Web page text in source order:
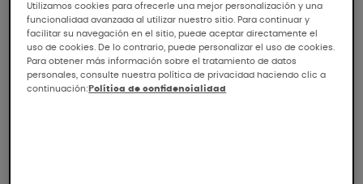
6 sencillos gestos cotidianos
Utilizamos cookies para ofrecerle una mejor personalización y una
funcionalidad avanzada al utilizar nuestro sitio. Para continuar y
facilitar su navegación en el sitio, puede aceptar directamente el
uso de cookies. De lo contrario, puede personalizar el uso de cookies.
Para obtener más información sobre el tratamiento de datos
personales, consulte nuestra política de privacidad haciendo clic a
continuación: Política de confidencialidad